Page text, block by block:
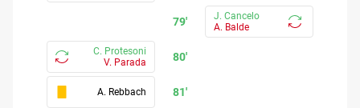
79'
J. Cancelo
A. Balde
80'
C. Protesoni
V. Parada
81'
A. Rebbach